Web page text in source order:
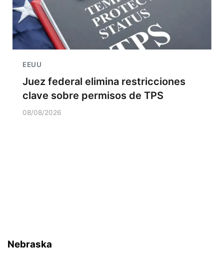
EEUU
Juez federal elimina restricciones
clave sobre permisos de TPS
08/08/2026
Nebraska